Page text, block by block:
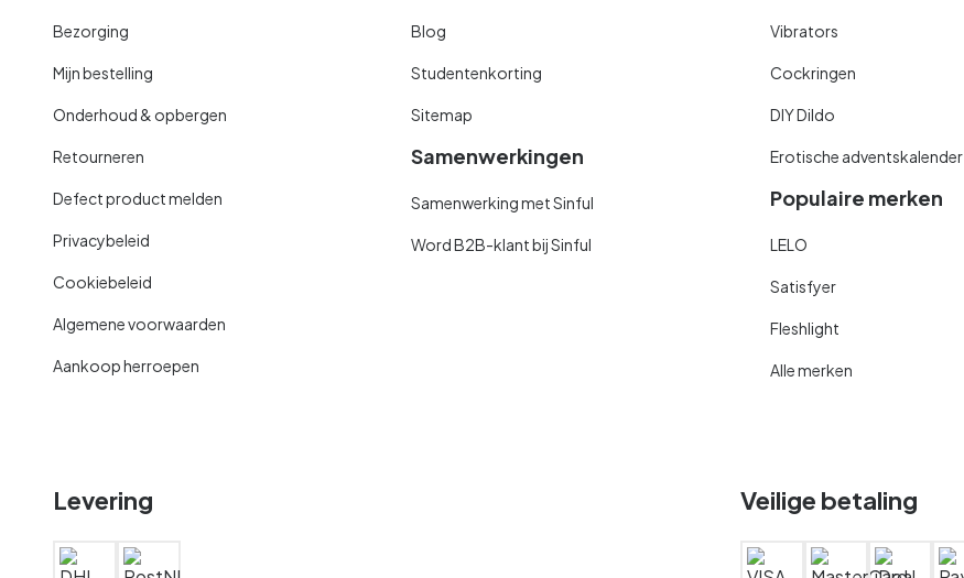
Bezorging
Mijn bestelling
Onderhoud & opbergen
Retourneren
Defect product melden
Privacybeleid
Cookiebeleid
Algemene voorwaarden
Aankoop herroepen
Blog
Studentenkorting
Sitemap
Samenwerkingen
Samenwerking met Sinful
Word B2B-klant bij Sinful
Vibrators
Cockringen
DIY Dildo
Erotische adventskalender
Populaire merken
LELO
Satisfyer
Fleshlight
Alle merken
Levering Veilige betaling